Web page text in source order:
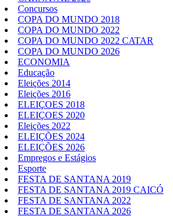
Concursos
COPA DO MUNDO 2018
COPA DO MUNDO 2022
COPA DO MUNDO 2022 CATAR
COPA DO MUNDO 2026
ECONOMIA
Educação
Eleições 2014
Eleições 2016
ELEIÇOES 2018
ELEIÇOES 2020
Eleições 2022
ELEIÇÕES 2024
ELEIÇÕES 2026
Empregos e Estágios
Esporte
FESTA DE SANTANA 2019
FESTA DE SANTANA 2019 CAICÓ
FESTA DE SANTANA 2022
FESTA DE SANTANA 2026